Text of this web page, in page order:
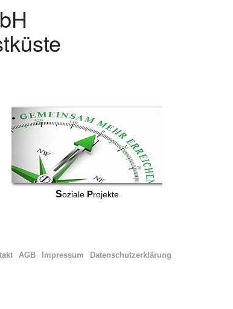
Soziale Projekte
Datenschutzerklärung
Impressum
AGB